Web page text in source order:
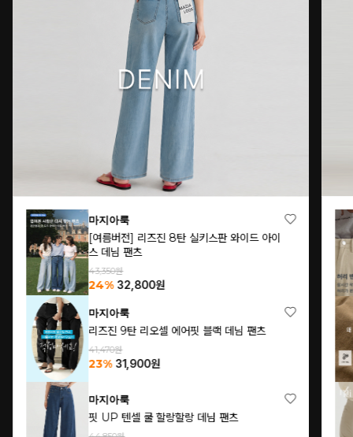
마지아룩
[여름버전] 핏 UP 밴딩 절개 코튼 팬츠
32% 31,700원
마지아룩
[여름린넨](S~L)내추럴 린넨 와이드 밴딩 팬
츠
69,860원
26% 51,700원
프리미엄마지아
누구나 팬츠(여름 프리미엄 슬랙스ver.)